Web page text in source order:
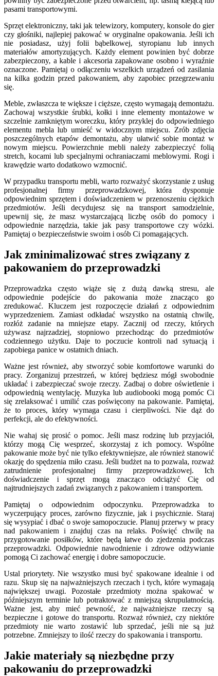
pasami transportowymi.
Sprzęt elektroniczny, taki jak telewizory, komputery, konsole do gier
czy głośniki, najlepiej pakować w oryginalne opakowania. Jeśli ich
nie posiadasz, użyj folii bąbelkowej, styropianu lub innych
materiałów amortyzujących. Każdy element powinien być dobrze
zabezpieczony, a kable i akcesoria zapakowane osobno i wyraźnie
oznaczone. Pamiętaj o odłączeniu wszelkich urządzeń od zasilania
na kilka godzin przed pakowaniem, aby zapobiec przegrzewaniu
się.
Meble, zwłaszcza te większe i cięższe, często wymagają demontażu.
Zachowaj wszystkie śrubki, kołki i inne elementy montażowe w
szczelnie zamkniętym woreczku, który przyklej do odpowiedniego
elementu mebla lub umieść w widocznym miejscu. Zrób zdjęcia
poszczególnych etapów demontażu, aby ułatwić sobie montaż w
nowym miejscu. Powierzchnie mebli należy zabezpieczyć folią
stretch, kocami lub specjalnymi ochraniaczami meblowymi. Rogi i
krawędzie warto dodatkowo wzmocnić.
W przypadku transportu mebli, warto rozważyć skorzystanie z usług
profesjonalnej firmy przeprowadzkowej, która dysponuje
odpowiednim sprzętem i doświadczeniem w przenoszeniu ciężkich
przedmiotów. Jeśli decydujesz się na transport samodzielnie,
upewnij się, że masz wystarczającą liczbę osób do pomocy i
odpowiednie narzędzia, takie jak pasy transportowe czy wózki.
Pamiętaj o bezpieczeństwie swoim i osób Ci pomagających.
Jak zminimalizować stres związany z
pakowaniem do przeprowadzki
Przeprowadzka często wiąże się z dużą dawką stresu, ale
odpowiednie podejście do pakowania może znacząco go
zredukować. Kluczem jest rozpoczęcie działań z odpowiednim
wyprzedzeniem. Zamiast odkładać wszystko na ostatnią chwilę,
rozłóż zadanie na mniejsze etapy. Zacznij od rzeczy, których
używasz najrzadziej, stopniowo przechodząc do przedmiotów
codziennego użytku. Daje to poczucie kontroli nad sytuacją i
zapobiega panice w ostatnich dniach.
Ważne jest również, aby stworzyć sobie komfortowe warunki do
pracy. Zorganizuj przestrzeń, w której będziesz mógł swobodnie
układać i zabezpieczać swoje rzeczy. Zadbaj o dobre oświetlenie i
odpowiednią wentylację. Muzyka lub audiobooki mogą pomóc Ci
się zrelaksować i umilić czas poświęcony na pakowanie. Pamiętaj,
że to proces, który wymaga czasu i cierpliwości. Nie dąż do
perfekcji, ale do efektywności.
Nie wahaj się prosić o pomoc. Jeśli masz rodzinę lub przyjaciół,
którzy mogą Cię wesprzeć, skorzystaj z ich pomocy. Wspólne
pakowanie może być nie tylko efektywniejsze, ale również stanowić
okazję do spędzenia miło czasu. Jeśli budżet na to pozwala, rozważ
zatrudnienie profesjonalnej firmy przeprowadzkowej. Ich
doświadczenie i sprzęt mogą znacząco odciążyć Cię od
najtrudniejszych zadań związanych z pakowaniem i transportem.
Pamiętaj o odpowiednim odpoczynku. Przeprowadzka to
wyczerpujący proces, zarówno fizycznie, jak i psychicznie. Staraj
się wysypiać i dbać o swoje samopoczucie. Planuj przerwy w pracy
nad pakowaniem i znajduj czas na relaks. Poświęć chwilę na
przygotowanie posiłków, które będą łatwe do zjedzenia podczas
przeprowadzki. Odpowiednie nawodnienie i zdrowe odżywianie
pomogą Ci zachować energię i dobre samopoczucie.
Ustal priorytety. Nie wszystko musi być spakowane idealnie i od
razu. Skup się na najważniejszych rzeczach i tych, które wymagają
największej uwagi. Pozostałe przedmioty można spakować w
późniejszym terminie lub potraktować z mniejszą skrupulatnością.
Ważne jest, aby mieć pewność, że najważniejsze rzeczy są
bezpieczne i gotowe do transportu. Rozważ również, czy niektóre
przedmioty nie warto zostawić lub sprzedać, jeśli nie są już
potrzebne. Zmniejszy to ilość rzeczy do spakowania i transportu.
Jakie materiały są niezbędne przy
pakowaniu do przeprowadzki